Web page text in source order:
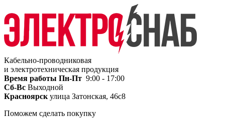
Кабельно-проводниковая
и электротехническая продукция
Время работы Пн-Пт 9:00 - 17:00
Сб-Вс Выходной
Красноярск улица Затонская, 46с8
Поможем сделать покупку